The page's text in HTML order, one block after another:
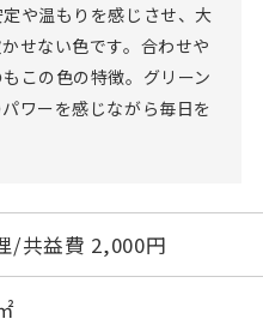
や温もりを感じさせ、大
せない色です。合わせや
この色の特徴。グリーン
ワーを感じながら毎日を
共益費 2,000円